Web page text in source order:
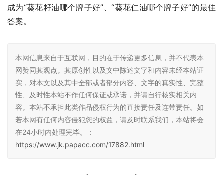
成为“葵花籽油哪个牌子好”、“葵花仁油哪个牌子好”的最佳
答案。
本网信息来自于互联网，目的在于传递更多信息，并不代表本
网赞同其观点。其原创性以及文中陈述文字和内容未经本站证
实，对本文以及其中全部或者部分内容、文字的真实性、完整
性、及时性本站不作任何保证或承诺，并请自行核实相关内
容。本站不承担此类作品侵权行为的直接责任及连带责任。如
若本网有任何内容侵犯您的权益，请及时联系我们，本站将会
在24小时内处理完毕。：
https://www.jk.papacc.com/17882.html